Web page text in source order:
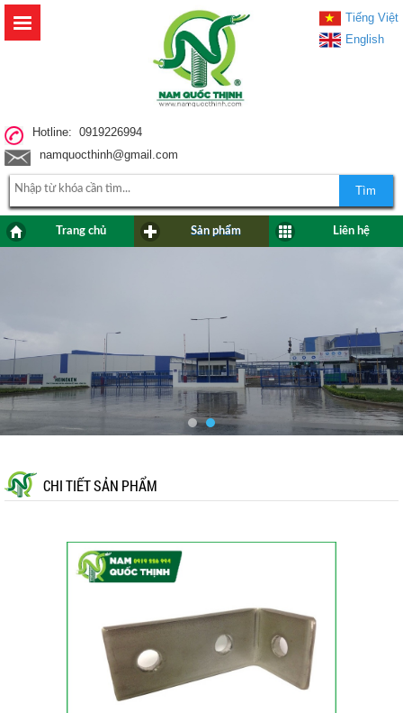
Hotline: 0919226994
namquocthinh@gmail.com
Tiếng Việt
English
Tìm
Trang chủ Sản phẩm Liên hệ
CHI TIẾT SẢN PHẨM